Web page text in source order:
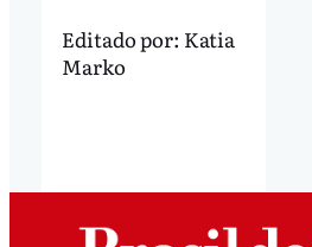
Editado por: Katia
Marko